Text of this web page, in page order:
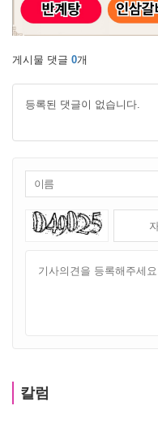
게시물 댓글 0개
등록된 댓글이 없습니다.
칼럼